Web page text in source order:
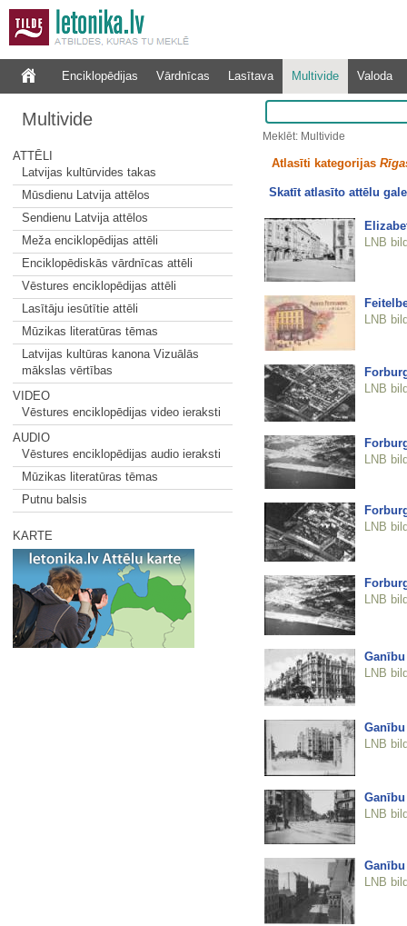
Enciklopēdijas Vārdnīcas Lasītava Multivide Valoda
Multivide
ATTĒLI
Latvijas kultūrvides takas
Mūsdienu Latvija attēlos
Sendienu Latvija attēlos
Meža enciklopēdijas attēli
Enciklopēdiskās vārdnīcas attēli
Vēstures enciklopēdijas attēli
Lasītāju iesūtītie attēli
Mūzikas literatūras tēmas
Latvijas kultūras kanona Vizuālās
mākslas vērtības
VIDEO
Vēstures enciklopēdijas video ieraksti
AUDIO
Vēstures enciklopēdijas audio ieraksti
Mūzikas literatūras tēmas
Putnu balsis
KARTE
Meklēt: Multivide
Atlasīti kategorijas
Skatīt atlasīto attēlu
LNB
LNB
LNB
LNB
LNB
LNB
LNB
LNB
LNB
LNB